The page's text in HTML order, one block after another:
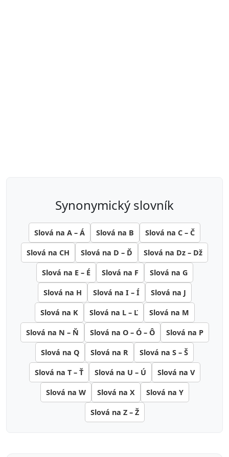
synonymický slovník
Slová na A – Á Slová na B Slová na C – Č
Slová na CH Slová na D – Ď Slová na Dz – Dž
Slová na E – É Slová na F Slová na G
Slová na H Slová na I – Í Slová na J
Slová na K Slová na L – Ľ Slová na M
Slová na N – Ň Slová na O – Ó – Ô Slová na P
Slová na Q Slová na R Slová na S – Š
Slová na T – Ť Slová na U – Ú Slová na V
Slová na W Slová na X Slová na Y
Slová na Z – Ž